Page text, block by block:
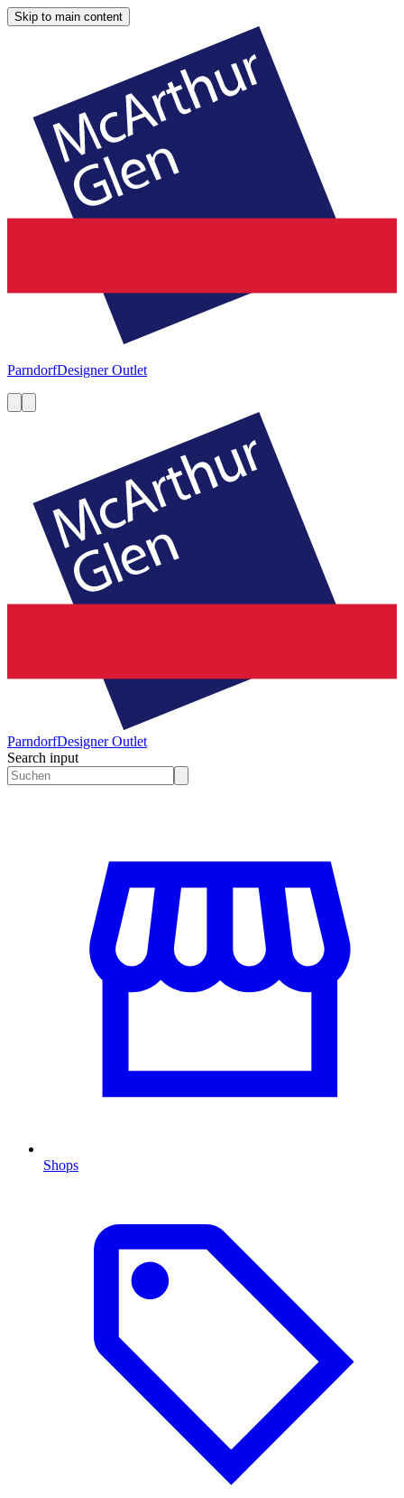
Skip to main content
ParndorfDesigner Outlet
ParndorfDesigner Outlet
Search input
Shops